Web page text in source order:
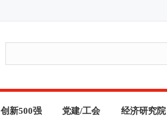
创新500强 党建/工会 经济研究院